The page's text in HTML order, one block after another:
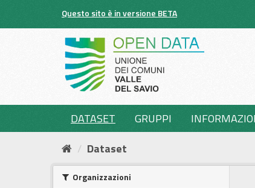
Questo sito è in versione BETA
DATASET GRUPPI
Dataset
Organizzazioni